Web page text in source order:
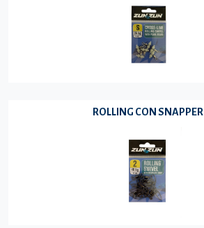
ROLLING CON SNAPPER